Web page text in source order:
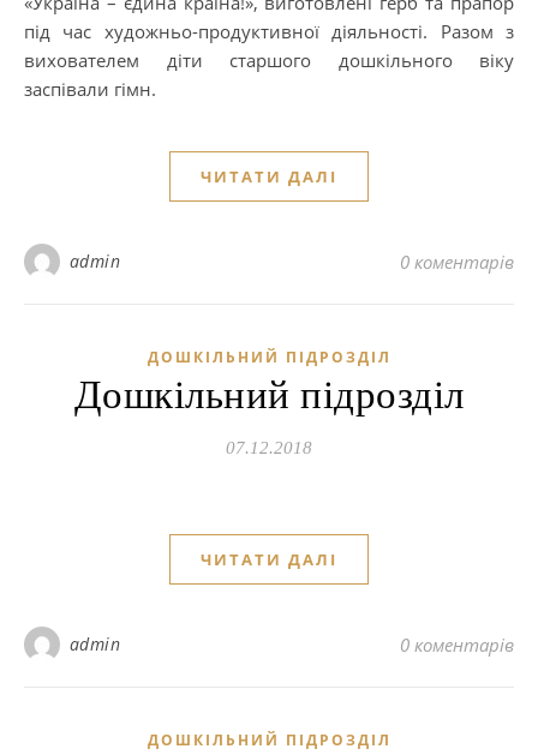
під час художньо-продуктивної діяльності. Разом з
вихователем діти старшого дошкільного віку
заспівали гімн.
ЧИТАТИ ДАЛІ
admin 0 коментарів
ДОШКІЛЬНИЙ ПІДРОЗДІЛ
Дошкільний підрозділ
07.12.2018
ЧИТАТИ ДАЛІ
admin 0 коментарів
ДОШКІЛЬНИЙ ПІДРОЗДІЛ